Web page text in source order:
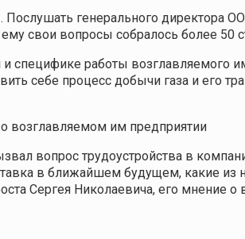
генерального директора
свои вопросы собралось более 50
специфике работы возглавляемого
себе процесс добычи газа и его
возглавляемом им предприятии
вопрос трудоустройства в
в ближайшем будущем, какие
Сергея Николаевича, его мнение о